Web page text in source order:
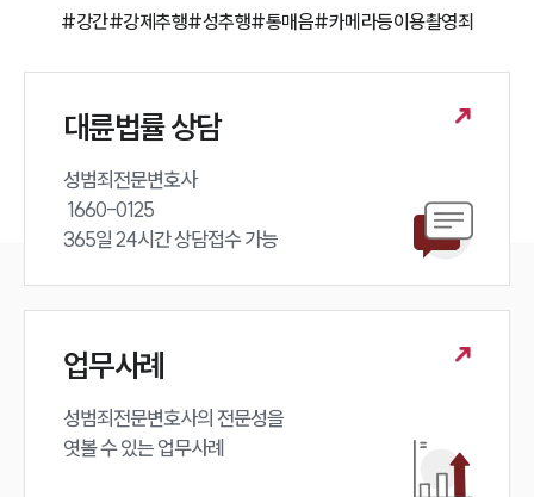
#강간#강제추행#성추행#통매음#카메라등이용촬영죄
대륜법률 상담
성범죄전문변호사
365일 24시간 상담접수 가능
업무사례
성범죄전문변호사의 전문성을
엿볼 수 있는 업무사례